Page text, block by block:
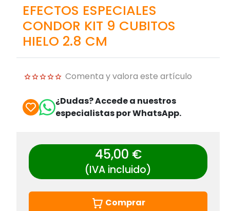
EFECTOS ESPECIALES
CONDOR KIT 9 CUBITOS
HIELO 2.8 CM
Comenta y valora este artículo
¿Dudas? Accede a nuestros
especialistas por WhatsApp.
45,00 €
(IVA incluido)
Comprar